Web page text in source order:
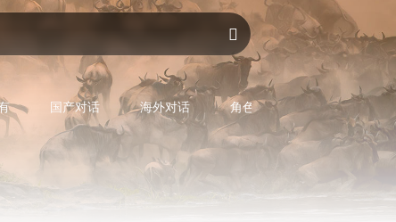
对话AI
国产对话 海外对话 角色型对话 专用型对话